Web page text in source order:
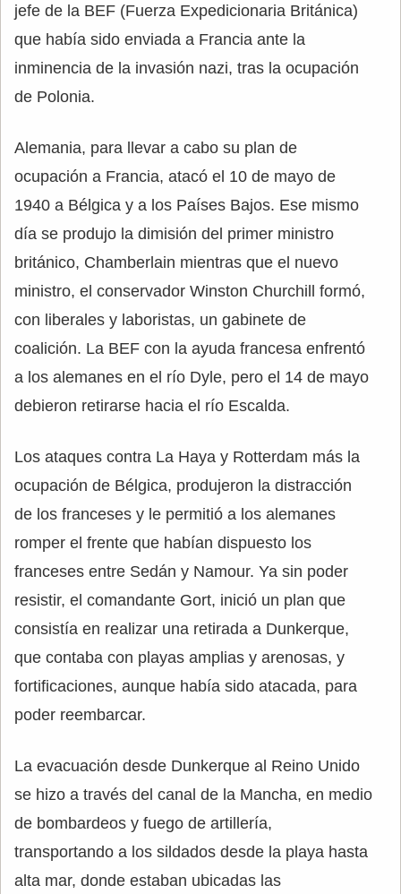
jefe de la BEF (Fuerza Expedicionaria Británica)
que había sido enviada a Francia ante la
inminencia de la invasión nazi, tras la ocupación
de Polonia.
Alemania, para llevar a cabo su plan de
ocupación a Francia, atacó el 10 de mayo de
1940 a Bélgica y a los Países Bajos. Ese mismo
día se produjo la dimisión del primer ministro
británico, Chamberlain mientras que el nuevo
ministro, el conservador Winston Churchill formó,
con liberales y laboristas, un gabinete de
coalición. La BEF con la ayuda francesa enfrentó
a los alemanes en el río Dyle, pero el 14 de mayo
debieron retirarse hacia el río Escalda.
Los ataques contra La Haya y Rotterdam más la
ocupación de Bélgica, produjeron la distracción
de los franceses y le permitió a los alemanes
romper el frente que habían dispuesto los
franceses entre Sedán y Namour. Ya sin poder
resistir, el comandante Gort, inició un plan que
consistía en realizar una retirada a Dunkerque,
que contaba con playas amplias y arenosas, y
fortificaciones, aunque había sido atacada, para
poder reembarcar.
La evacuación desde Dunkerque al Reino Unido
se hizo a través del canal de la Mancha, en medio
de bombardeos y fuego de artillería,
transportando a los sildados desde la playa hasta
alta mar, donde estaban ubicadas las